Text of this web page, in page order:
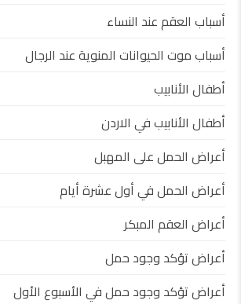
أسباب العقم عند النساء
أسباب موت الحيوانات المنوية عند الرجال
أطفال الأنابيب
أطفال الأنابيب في الاردن
أعراض الحمل على المهبل
أعراض الحمل في أول عشرة أيام
أعراض العقم المبكر
أعراض تؤكد وجود حمل
أعراض تؤكد وجود حمل في الأسبوع الأول